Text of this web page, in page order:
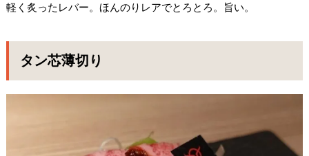
軽く炙ったレバー。ほんのりレアでとろとろ。旨い。
タン芯薄切り